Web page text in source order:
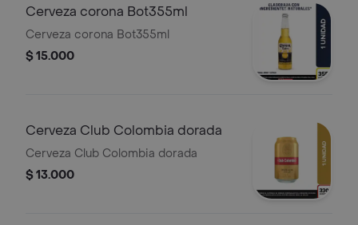
Cerveza corona Bot355ml
Cerveza corona Bot355ml
$ 15.000
Cerveza Club Colombia dorada
Cerveza Club Colombia dorada
$ 13.000